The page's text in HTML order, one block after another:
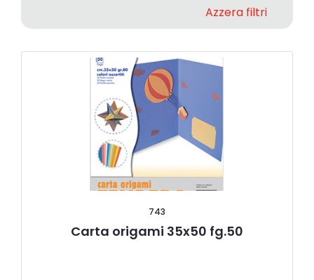
Azzera filtri
743
Carta origami 35x50 fg.50